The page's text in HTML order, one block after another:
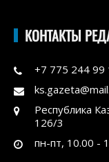
КОНТАКТЫ
+7 775 244 99
Республика
126/3
пн-пт, 10.00 -